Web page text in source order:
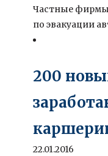
Частные фирмы
по эвакуации
200
22.01.2016